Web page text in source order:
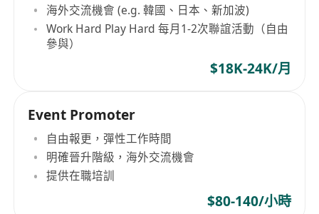
海外交流機會 (e.g. 韓國、日本、新加波)
Work Hard Play Hard 每月1-2次聯誼活動（自由
參與）
$18K-24K/月
Event Promoter
自由報更，彈性工作時間
明確晉升階級，海外交流機會
提供在職培訓
$80-140/小時